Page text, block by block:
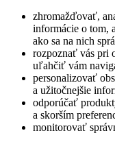
zhromažďovať,
informácie o tom,
ako sa na nich
rozpoznať vás pri
uľahčiť vám
personalizovať
a užitočnejšie
odporúčať
a skorším
monitorovať